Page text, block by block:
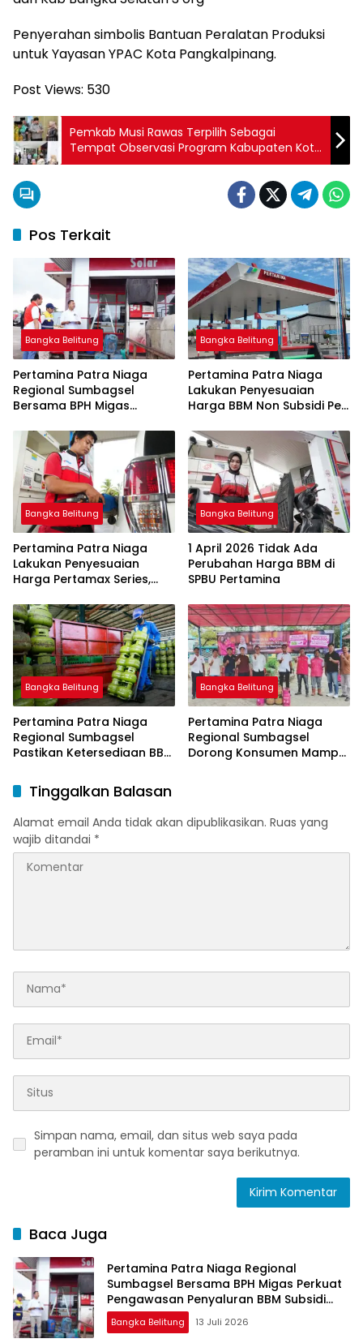
Penyerahan simbolis Bantuan Peralatan Produksi
untuk Yayasan YPAC Kota Pangkalpinang.
Post Views: 530
Pemkab Musi Rawas Terpilih Sebagai
Tempat Observasi Program Kabupaten Kota
Anti Korupsi dari KPK RI
Pos Terkait
Bangka Belitung
Pertamina Patra Niaga
Regional Sumbagsel
Bersama BPH Migas
Penyaluran BBM Subsidi
bagi Nelayan melalui
Aplikasi XSTAR
Bangka Belitung
Pertamina Patra Niaga
Lakukan Penyesuaian
Harga BBM Non Subsidi Per
Bangka Belitung
Pertamina Patra Niaga
Lakukan Penyesuaian
Harga Pertamax Series,
Subsidi Tetap
Bangka Belitung
1 April 2026 Tidak Ada
Perubahan Harga BBM di
SPBU Pertamina
Bangka Belitung
Pertamina Patra Niaga
Regional Sumbagsel
Pastikan Ketersediaan BBM
Ramadan dan Menjelang
Idulfitri
Bangka Belitung
Pertamina Patra Niaga
Regional Sumbagsel
Dorong Konsumen Mampu
Tinggalkan Balasan
Alamat email Anda tidak akan dipublikasikan. Ruas yang
wajib ditandai *
Simpan nama, email, dan situs web saya pada
peramban ini untuk komentar saya berikutnya.
Baca Juga
Pertamina Patra Niaga Regional
Sumbagsel Bersama BPH Migas Perkuat
Pengawasan Penyaluran BBM Subsidi
bagi Nelayan melalui Aplikasi XSTAR
Bangka Belitung 13 Juli 2026